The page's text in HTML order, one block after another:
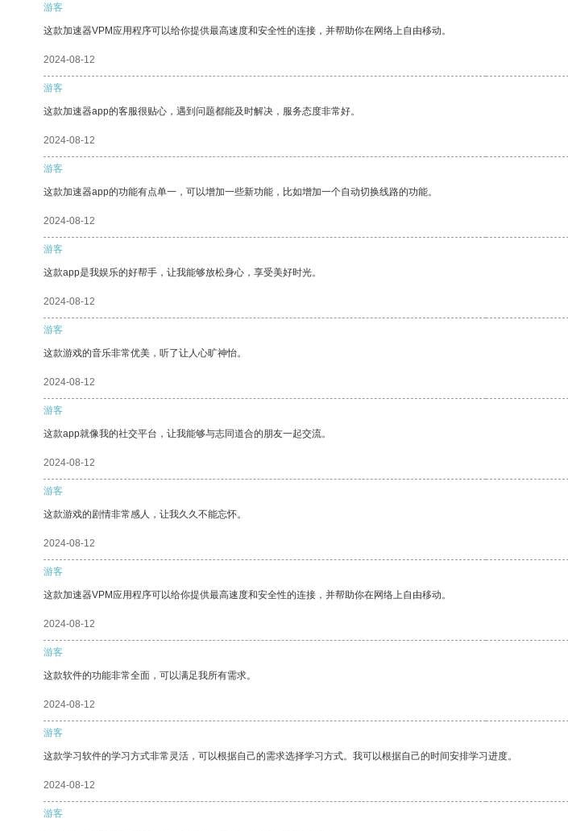
游客
这款加速器VPM应用程序可以给你提供最高速度和安全性的连接，并帮助你在网络上自由移动。
2024-08-12
游客
这款加速器app的客服很贴心，遇到问题都能及时解决，服务态度非常好。
2024-08-12
游客
这款加速器app的功能有点单一，可以增加一些新功能，比如增加一个自动切换线路的功能。
2024-08-12
游客
这款app是我娱乐的好帮手，让我能够放松身心，享受美好时光。
2024-08-12
游客
这款游戏的音乐非常优美，听了让人心旷神怡。
2024-08-12
游客
这款app就像我的社交平台，让我能够与志同道合的朋友一起交流。
2024-08-12
游客
这款游戏的剧情非常感人，让我久久不能忘怀。
2024-08-12
游客
这款加速器VPM应用程序可以给你提供最高速度和安全性的连接，并帮助你在网络上自由移动。
2024-08-12
游客
这款软件的功能非常全面，可以满足我所有需求。
2024-08-12
游客
这款学习软件的学习方式非常灵活，可以根据自己的需求选择学习方式。我可以根据自己的时间安排学习进度。
2024-08-12
游客